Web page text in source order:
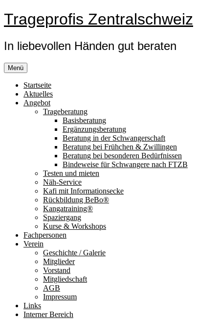
Zum
Inhalt
Trageprofis Zentralschweiz
In liebevollen Händen gut beraten
Menü
Startseite
Aktuelles
Angebot
Trageberatung
Basisberatung
Ergänzungsberatung
Beratung in der Schwangerschaft
Beratung bei Frühchen & Zwillingen
Beratung bei besonderen Bedürfnissen
Bindeweise für Schwangere nach FTZB
Testen und mieten
Näh-Service
Kafi mit Informationsecke
Rückbildung BeBo®
Kangatraining®
Spaziergang
Kurse & Workshops
Fachpersonen
Verein
Geschichte / Galerie
Mitglieder
Vorstand
Mitgliedschaft
AGB
Impressum
Links
Interner Bereich